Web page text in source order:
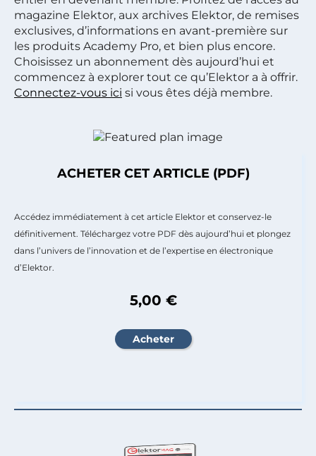
magazine Elektor, aux archives Elektor, de remises
exclusives, d’informations en avant-première sur
les produits Academy Pro, et bien plus encore.
Choisissez un abonnement dès aujourd’hui et
commencez à explorer tout ce qu’Elektor a à offrir.
Connectez-vous ici si vous êtes déjà membre.
ACHETER CET ARTICLE (PDF)
Accédez immédiatement à cet article Elektor et conservez-le
définitivement. Téléchargez votre PDF dès aujourd’hui et plongez
dans l’univers de l’innovation et de l’expertise en électronique
d’Elektor.
5,00 €